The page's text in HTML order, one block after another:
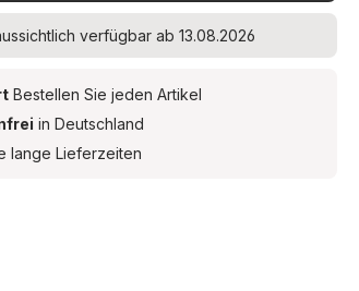
verfügbar ab 13.08.2026
Bestellen Sie jeden Artikel
in Deutschland
lange Lieferzeiten